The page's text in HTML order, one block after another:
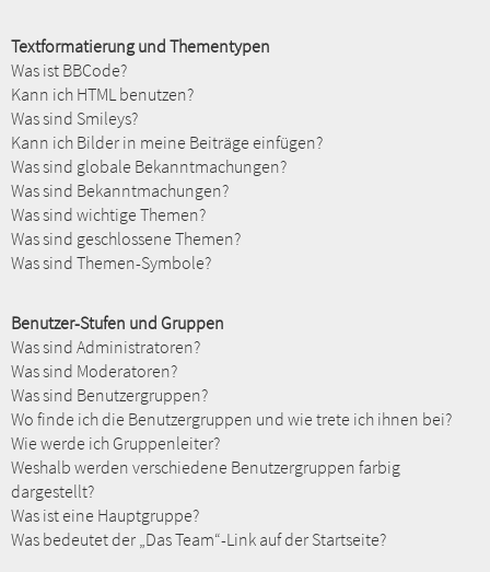
Textformatierung und Thementypen
Was ist BBCode?
Kann ich HTML benutzen?
Was sind Smileys?
Kann ich Bilder in meine Beiträge einfügen?
Was sind globale Bekanntmachungen?
Was sind Bekanntmachungen?
Was sind wichtige Themen?
Was sind geschlossene Themen?
Was sind Themen-Symbole?
Benutzer-Stufen und Gruppen
Was sind Administratoren?
Was sind Moderatoren?
Was sind Benutzergruppen?
Wo finde ich die Benutzergruppen und wie trete ich ihnen bei?
Wie werde ich Gruppenleiter?
Weshalb werden verschiedene Benutzergruppen farbig
dargestellt?
Was ist eine Hauptgruppe?
Was bedeutet der „Das Team“-Link auf der Startseite?